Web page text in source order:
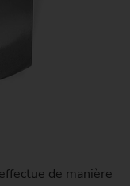
de manière